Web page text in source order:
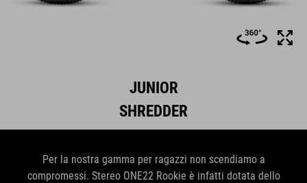
JUNIOR
SHREDDER
Per la nostra gamma per ragazzi non scendiamo a
compromessi. Stereo ONE22 Rookie è infatti dotata dello